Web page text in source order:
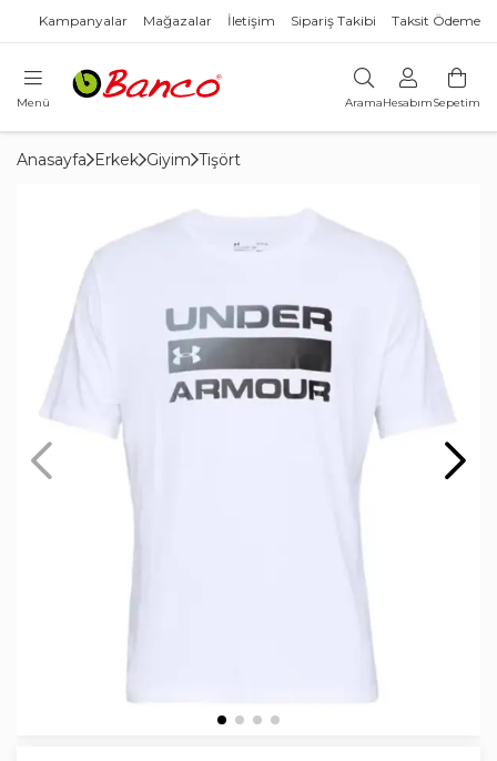
Kampanyalar Mağazalar İletişim Sipariş Takibi Taksit Ödeme
Menü AramaHesabımSepetim
Anasayfa Erkek Giyim Tişört